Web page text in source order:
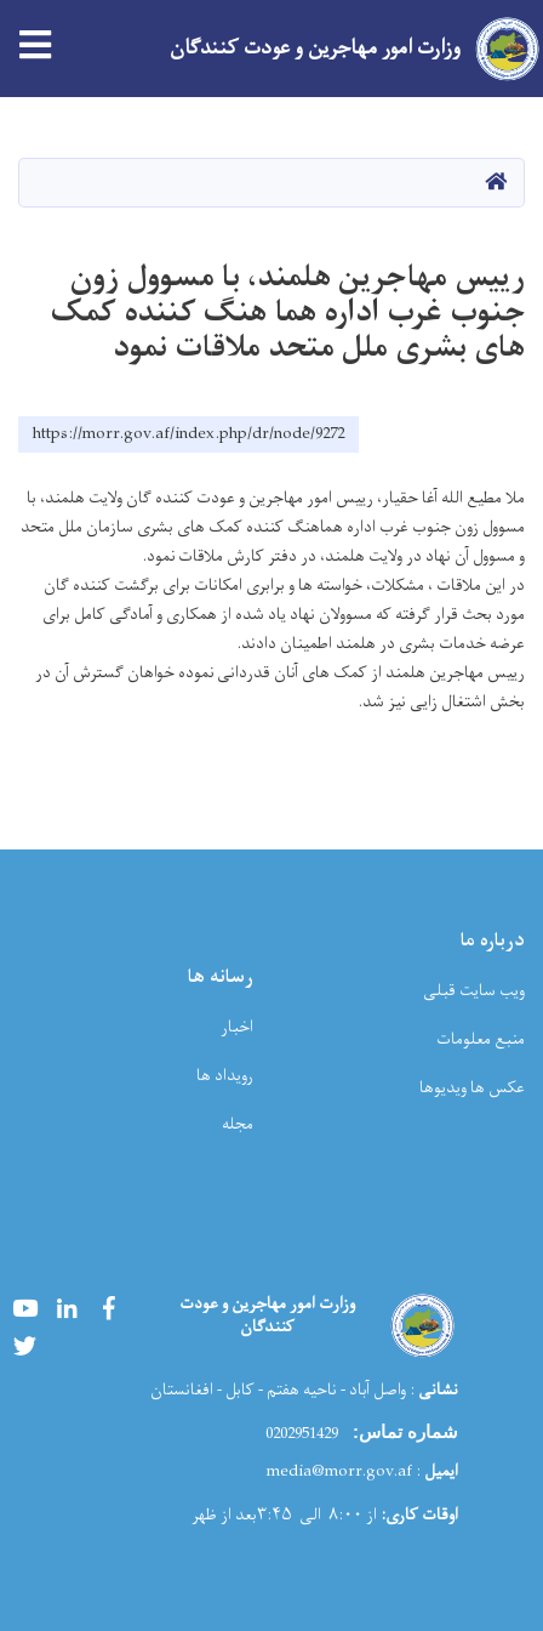
content
وزارت امور مهاجرین و عودت کنندگان
HOME
رییس مهاجرین هلمند، با مسوول زون
جنوب غرب اداره هما هنگ کننده کمک
های بشری ملل متحد ملاقات نمود
https://morr.gov.af/index.php/dr/node/9272
ملا مطیع الله آغا حقیار، رییس امور مهاجرین و عودت کننده گان ولایت هلمند، با
مسوول زون جنوب غرب اداره هماهنگ کننده کمک های بشری سازمان ملل متحد
و مسوول آن نهاد در ولایت هلمند، در دفتر کارش ملاقات نمود.
در این ملاقات ، مشکلات، خواسته ها و برابری امکانات برای برگشت کننده گان
مورد بحث قرار گرفته که مسوولان نهاد یاد شده از همکاری و آمادگی کامل برای
عرضه خدمات بشری در هلمند اطمینان دادند.
رییس مهاجرین هلمند از کمک های آنان قدردانی نموده خواهان گسترش آن در
بخش اشتغال زایی نیز شد.
درباره ما
ویب سایت قبلی
منبع معلومات
عکس ها ویدیوها
رسانه ها
اخبار
رویداد ها
مجله
وزارت امور مهاجرین و عودت
کنندگان
YoutubeLinkedInFacebook
نشانی : واصل آباد - ناحیه هفتم - کابل - افغانستان
شماره تماس:
ایمیل : media@morr.gov.af
اوقات کاری: از ۸:۰۰ الی ۳:۴۵بعد از ظهر